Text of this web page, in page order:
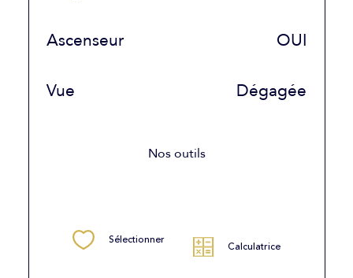
Ascenseur OUI
Vue Dégagée
Nos outils
Sélectionner Calculatrice